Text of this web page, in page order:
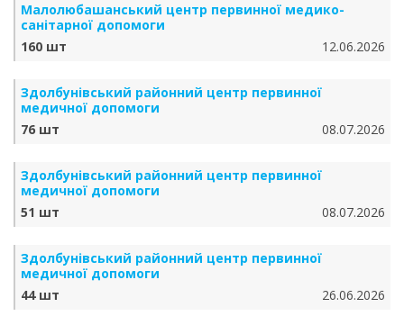
Малолюбашанський центр первинної медико-
санітарної допомоги
160 шт
12.06.2026
Здолбунівський районний центр первинної
медичної допомоги
76 шт
08.07.2026
Здолбунівський районний центр первинної
медичної допомоги
51 шт
08.07.2026
Здолбунівський районний центр первинної
медичної допомоги
44 шт
26.06.2026